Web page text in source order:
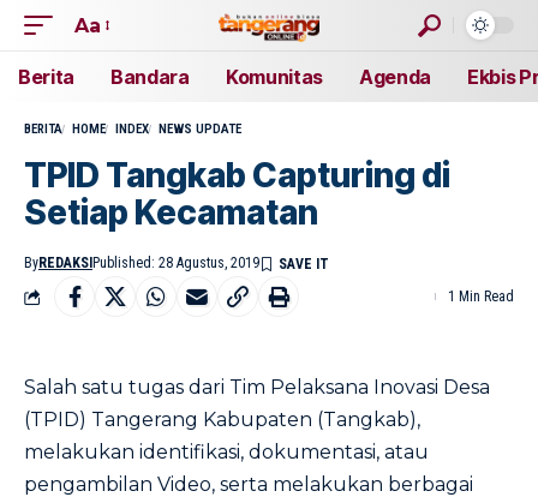
Aa
Berita Bandara Komunitas Agenda Ekbis
BERITA HOME INDEX NEWS UPDATE
TPID Tangkab Capturing di
Setiap Kecamatan
ByREDAKSI Published: 28 Agustus, 2019
1 Min Read
Salah satu tugas dari Tim Pelaksana Inovasi Desa
(TPID) Tangerang Kabupaten (Tangkab),
melakukan identifikasi, dokumentasi, atau
pengambilan Video, serta melakukan berbagai